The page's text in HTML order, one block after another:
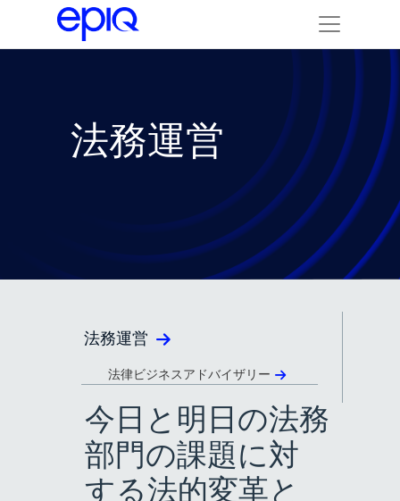
法務運営
法務運営
法律ビジネスアドバイザリー
今日と明日の法務
部門の課題に対
する法的変革と